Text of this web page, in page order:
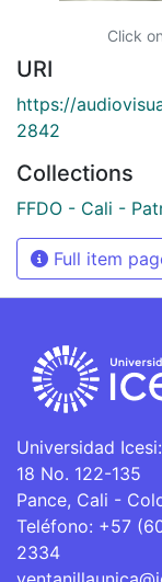
Click
URI
https://
2842
Collections
FFDO - Cali -
Full item
Universidad
18 No. 122-135
Pance, Cali -
Teléfono: +57
2334